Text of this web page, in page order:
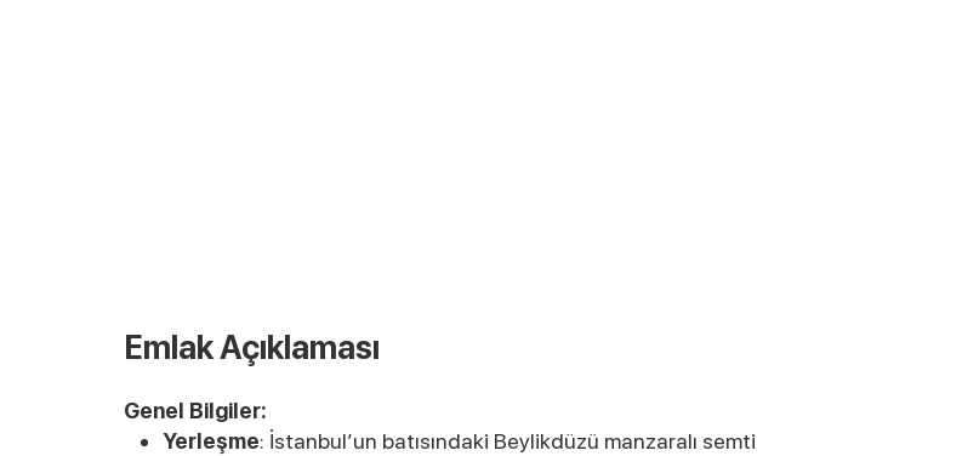
Emlak Açıklaması
Genel Bilgiler:
Yerleşme: İstanbul’un batısındaki Beylikdüzü manzaralı semti